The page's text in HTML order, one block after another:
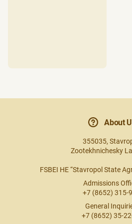
About
355035,
Zootekhnichesky
FSBEI HE “Stavropol State
Admissions
+7 (8652) 315-
General
+7 (8652) 35-